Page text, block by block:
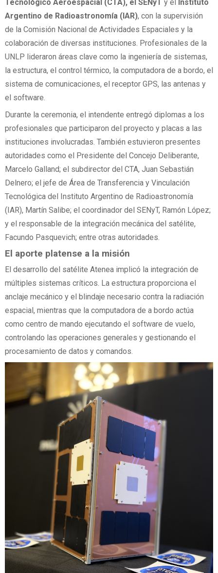
Tecnológico Aeroespacial (CTA), el SENyT y el
Instituto
Argentino de Radioastronomía (IAR), con la supervisión
de la Comisión Nacional de Actividades Espaciales y la
colaboración de diversas instituciones. Profesionales de la
UNLP lideraron áreas clave como la ingeniería de sistemas,
la estructura, el control térmico, la computadora de a bordo, el
sistema de comunicaciones, el receptor GPS, las antenas y
el software.
Durante la ceremonia, el intendente entregó diplomas a los
profesionales que participaron del proyecto y placas a las
instituciones involucradas. También estuvieron presentes
autoridades como el Presidente del Concejo Deliberante,
Marcelo Galland; el subdirector del CTA, Juan Sebastián
Delnero; el jefe de Área de Transferencia y Vinculación
Tecnológica del Instituto Argentino de Radioastronomía
(IAR), Martín Salibe; el coordinador del SENyT, Ramón López;
y el responsable de la integración mecánica del satélite,
Facundo Pasquevich; entre otras autoridades.
El aporte platense a la misión
El desarrollo del satélite Atenea implicó la integración de
múltiples sistemas críticos. La estructura proporciona el
anclaje mecánico y el blindaje necesario contra la radiación
espacial, mientras que la computadora de a bordo actúa
como centro de mando ejecutando el software de vuelo,
controlando las operaciones generales y gestionando el
procesamiento de datos y comandos.